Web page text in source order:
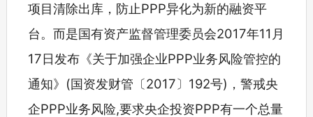
项目清除出库，防止PPP异化为新的融资平
台。而是国有资产监督管理委员会2017年11月
17日发布《关于加强企业PPP业务风险管控的
通知》(国资发财管〔2017〕192号)，警戒央
企PPP业务风险,要求央企投资PPP有一个总量